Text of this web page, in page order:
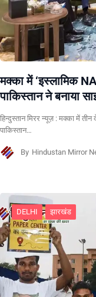
मक्का में ‘इस्लामिक
पाकिस्तान ने बनाया
हिन्दुस्तान मिरर न्यूज़ : मक्का में
पाकिस्तान…
By Hindustan Mirror
DELHI झारखंड